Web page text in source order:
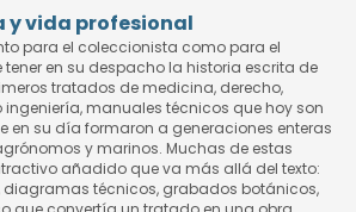
y vida profesional
para el coleccionista como para el
tener en su despacho la historia escrita de
tratados de medicina, derecho,
manuales técnicos que hoy son
en su día formaron a generaciones enteras
y marinos. Muchas de estas
añadido que va más allá del texto:
técnicos, grabados botánicos,